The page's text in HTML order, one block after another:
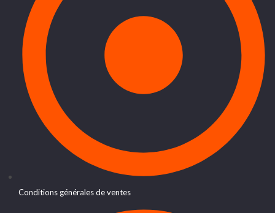
Conditions générales de ventes